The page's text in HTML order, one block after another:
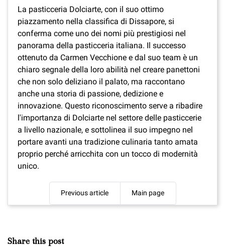
La pasticceria Dolciarte, con il suo ottimo
piazzamento nella classifica di Dissapore, si
conferma come uno dei nomi più prestigiosi nel
panorama della pasticceria italiana. Il successo
ottenuto da Carmen Vecchione e dal suo team è un
chiaro segnale della loro abilità nel creare panettoni
che non solo deliziano il palato, ma raccontano
anche una storia di passione, dedizione e
innovazione. Questo riconoscimento serve a ribadire
l'importanza di Dolciarte nel settore delle pasticcerie
a livello nazionale, e sottolinea il suo impegno nel
portare avanti una tradizione culinaria tanto amata
proprio perché arricchita con un tocco di modernità
unico.
Previous article Main page
Share this post